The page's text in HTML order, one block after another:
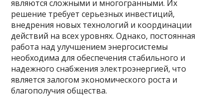
являются сложными и многогранными. Их
решение требует серьезных инвестиций,
внедрения новых технологий и координации
действий на всех уровнях. Однако, постоянная
работа над улучшением энергосистемы
необходима для обеспечения стабильного и
надежного снабжения электроэнергией, что
является залогом экономического роста и
благополучия общества.